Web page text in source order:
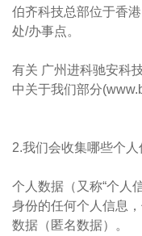
伯齐科技总部位于香
处/办事点。
有关 广州进科驰安科
中关于我们部分
2.我们会收集哪些个
个人数据（又称“个人
身份的任何个人信息
数据（匿名数据）。